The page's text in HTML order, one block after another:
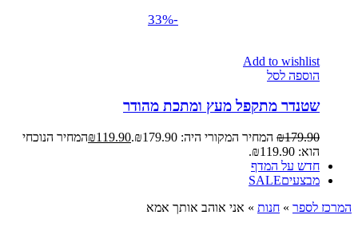
-33%
Add to wishlist
הוספה לסל
שטנדר מתקפל מעץ ומתכת מהודר
₪179.90 המחיר המקורי היה: ₪179.90. ₪119.90
המחיר הנוכחי
הוא: ₪119.90.
חדש על המדף
מבצעיםSALE
המרכז לספר » חנות » אני אוהב אותך אמא